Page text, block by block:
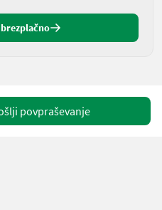
povpraševanje